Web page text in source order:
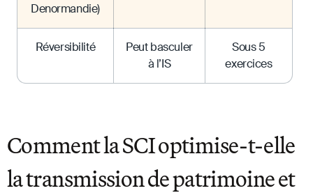
Denormandie)
Réversibilité
Peut basculer
à l’IS
Sous 5
exercices
Comment la SCI optimise-t-elle
la transmission de patrimoine et